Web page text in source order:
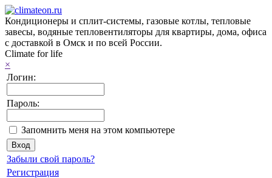
Кондиционеры и сплит-системы, газовые котлы, тепловые
завесы, водяные тепловентиляторы для квартиры, дома, офиса
с доставкой в Омск и по всей России.
Climate for life
×
Логин:
Пароль:
Запомнить меня на этом компьютере
Забыли свой пароль?
Регистрация